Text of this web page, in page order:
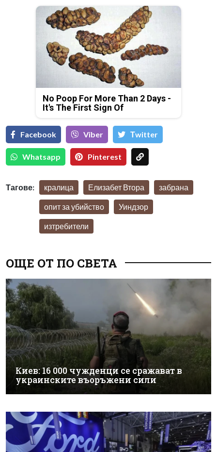
No Poop For More Than 2 Days -
It's The First Sign Of
Facebook Viber Тwitter
Whatsapp Pinterest
Тагове: кралица Елизабет Втора забрана
опит за убийство Уиндзор
изтребители
ОЩЕ ОТ ПО СВЕТА
Киев: 16 000 чужденци се сражават в
украинските въоръжени сили